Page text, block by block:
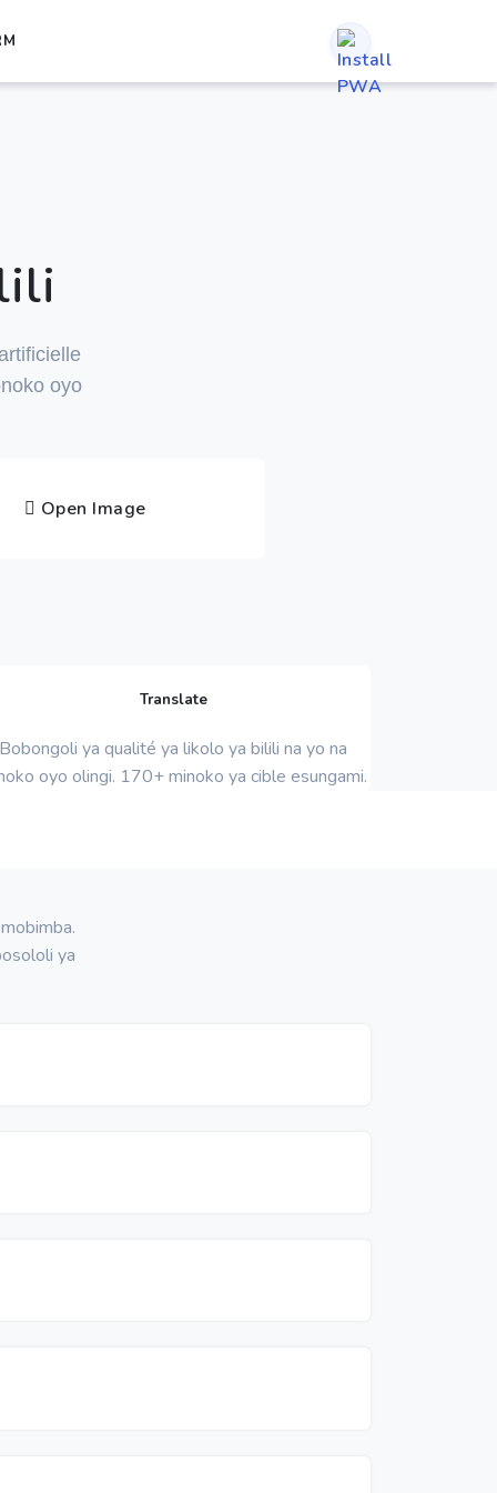
oyo
Open Image
Translate
Bobongoli ya qualité ya likolo ya bilili na yo na
oyo olingi. 170+ minoko ya cible esungami.
ya